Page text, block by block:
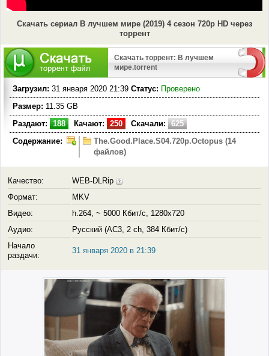
Скачать сериал В лучшем мире (2019) 4 сезон 720p HD через
торрент
Скачать торрент: В лучшем
мире.torrent
Загрузил: 31 января 2020 21:39 Статус: Проверено
Размер: 11.35 GB
Раздают:
188 Качают: 250 Скачали:
625
Содержание:
The.Good.Place.S04.720p.Octopus (14
файлов)
Качество:
WEB-DLRip
Формат:
MKV
Видео:
h.264, ~ 5000 Кбит/с, 1280x720
Аудио:
Русский (AC3, 2 ch, 384 Кбит/с)
Начало
раздачи:
31 января 2020 в 21:39